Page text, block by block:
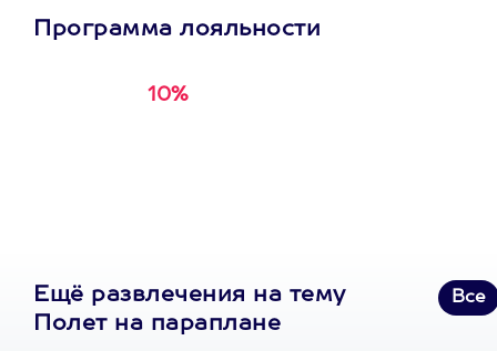
Программа лояльности
10%
Ещё развлечения на тему
Полет на параплане
Все